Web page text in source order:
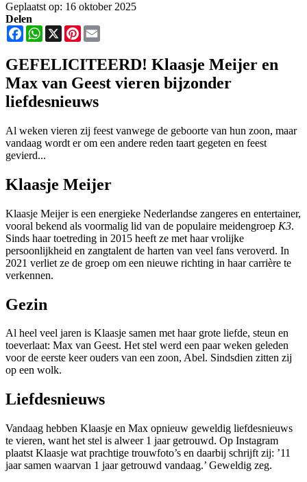
Geplaatst op: 16 oktober 2025
Delen
FacebookWhatsApp
X Pinterest
GEFELICITEERD! Klaasje Meijer en
Max van Geest vieren bijzonder
liefdesnieuws
Al weken vieren zij feest vanwege de geboorte van hun zoon, maar
vandaag wordt er om een andere reden taart gegeten en feest
gevierd...
Klaasje Meijer
Klaasje Meijer is een energieke Nederlandse zangeres en entertainer,
vooral bekend als voormalig lid van de populaire meidengroep K3.
Sinds haar toetreding in 2015 heeft ze met haar vrolijke
persoonlijkheid en zangtalent de harten van veel fans veroverd. In
2021 verliet ze de groep om een nieuwe richting in haar carrière te
verkennen.
Gezin
Al heel veel jaren is Klaasje samen met haar grote liefde, steun en
toeverlaat: Max van Geest. Het stel werd een paar weken geleden
voor de eerste keer ouders van een zoon, Abel. Sindsdien zitten zij
op een wolk.
Liefdesnieuws
Vandaag hebben Klaasje en Max opnieuw geweldig liefdesnieuws
te vieren, want het stel is alweer 1 jaar getrouwd. Op Instagram
plaatst Klaasje wat prachtige trouwfoto’s en daarbij schrijft zij: ’11
jaar samen waarvan 1 jaar getrouwd vandaag.’ Geweldig zeg.